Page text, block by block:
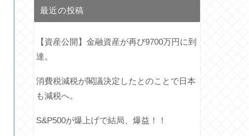
最近の投稿
【資産公開】金融資産が再び9700万円に到
達。
消費税減税が閣議決定したとのことで日本
も減税へ。
S&P500が爆上げで結局、爆益！！